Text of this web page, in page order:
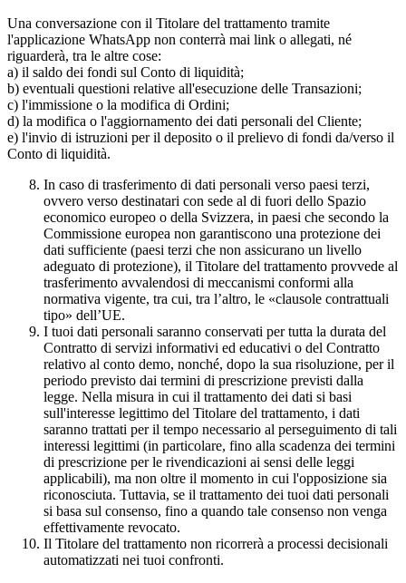
Una conversazione con il Titolare del trattamento tramite
l'applicazione WhatsApp non conterrà mai link o allegati, né
riguarderà, tra le altre cose:
a) il saldo dei fondi sul Conto di liquidità;
b) eventuali questioni relative all'esecuzione delle Transazioni;
c) l'immissione o la modifica di Ordini;
d) la modifica o l'aggiornamento dei dati personali del Cliente;
e) l'invio di istruzioni per il deposito o il prelievo di fondi da/verso il
Conto di liquidità.
In caso di trasferimento di dati personali verso paesi terzi,
ovvero verso destinatari con sede al di fuori dello Spazio
economico europeo o della Svizzera, in paesi che secondo la
Commissione europea non garantiscono una protezione dei
dati sufficiente (paesi terzi che non assicurano un livello
adeguato di protezione), il Titolare del trattamento provvede al
trasferimento avvalendosi di meccanismi conformi alla
normativa vigente, tra cui, tra l’altro, le «clausole contrattuali
tipo» dell’UE.
I tuoi dati personali saranno conservati per tutta la durata del
Contratto di servizi informativi ed educativi o del Contratto
relativo al conto demo, nonché, dopo la sua risoluzione, per il
periodo previsto dai termini di prescrizione previsti dalla
legge. Nella misura in cui il trattamento dei dati si basi
sull'interesse legittimo del Titolare del trattamento, i dati
saranno trattati per il tempo necessario al perseguimento di tali
interessi legittimi (in particolare, fino alla scadenza dei termini
di prescrizione per le rivendicazioni ai sensi delle leggi
applicabili), ma non oltre il momento in cui l'opposizione sia
riconosciuta. Tuttavia, se il trattamento dei tuoi dati personali
si basa sul consenso, fino a quando tale consenso non venga
effettivamente revocato.
Il Titolare del trattamento non ricorrerà a processi decisionali
automatizzati nei tuoi confronti.